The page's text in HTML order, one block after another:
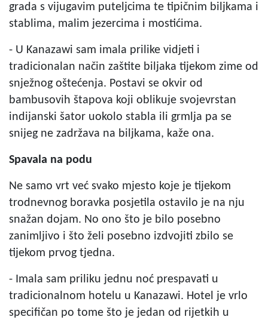
grada s vijugavim puteljcima te tipičnim biljkama i
stablima, malim jezercima i mostićima.
- U Kanazawi sam imala prilike vidjeti i
tradicionalan način zaštite biljaka tijekom zime od
snježnog oštećenja. Postavi se okvir od
bambusovih štapova koji oblikuje svojevrstan
indijanski šator uokolo stabla ili grmlja pa se
snijeg ne zadržava na biljkama, kaže ona.
Spavala na podu
Ne samo vrt već svako mjesto koje je tijekom
trodnevnog boravka posjetila ostavilo je na nju
snažan dojam. No ono što je bilo posebno
zanimljivo i što želi posebno izdvojiti zbilo se
tijekom prvog tjedna.
- Imala sam priliku jednu noć prespavati u
tradicionalnom hotelu u Kanazawi. Hotel je vrlo
specifičan po tome što je jedan od rijetkih u